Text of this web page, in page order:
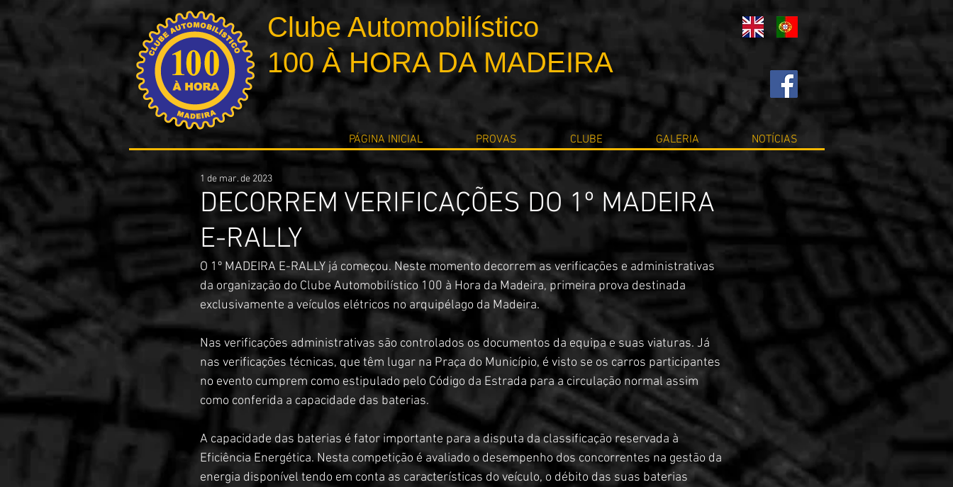
PÁGINA INICIAL PROVAS CLUBE GALERIA NOTÍCIAS
Clube Automobilístico
100 À HORA DA MADEIRA
DECORREM VERIFICAÇÕES DO 1º MADEIRA
E-RALLY
1 de mar. de 2023
O 1º MADEIRA E-RALLY já começou. Neste momento decorrem as verificações e administrativas
da organização do Clube Automobilístico 100 à Hora da Madeira, primeira prova destinada
exclusivamente a veículos elétricos no arquipélago da Madeira.
Nas verificações administrativas são controlados os documentos da equipa e suas viaturas. Já
nas verificações técnicas, que têm lugar na Praça do Município, é visto se os carros participantes
no evento cumprem como estipulado pelo Código da Estrada para a circulação normal assim
como conferida a capacidade das baterias.
A capacidade das baterias é fator importante para a disputa da classificação reservada à
Eficiência Energética. Nesta competição é avaliado o desempenho dos concorrentes na gestão da
energia disponível tendo em conta as características do veículo, o débito das suas baterias